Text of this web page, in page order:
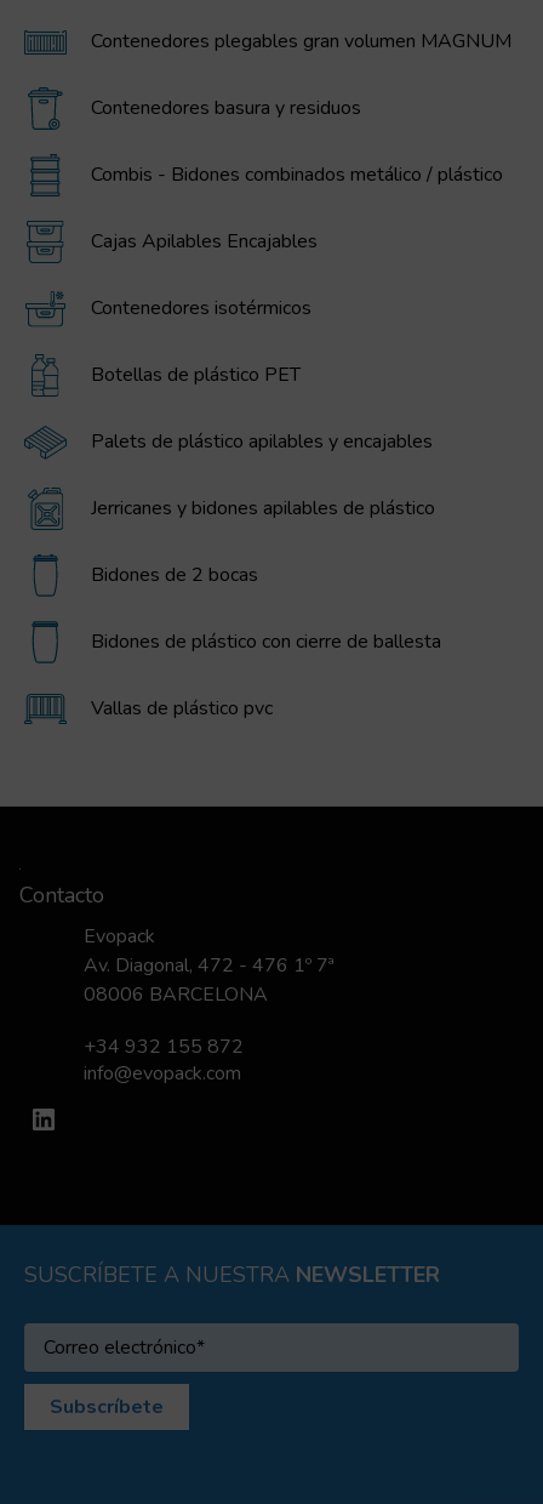
Contenedores plegables gran volumen MAGNUM
Contenedores basura y residuos
Combis - Bidones combinados metálico / plástico
Cajas Apilables Encajables
Contenedores isotérmicos
Botellas de plástico PET
Palets de plástico apilables y encajables
Jerricanes y bidones apilables de plástico
Bidones de 2 bocas
Bidones de plástico con cierre de ballesta
Vallas de plástico pvc
Contacto
Evopack
Av. Diagonal, 472 - 476 1º 7ª
08006 BARCELONA
+34 932 155 872
info@evopack.com
LinkedIn
SUSCRÍBETE A NUESTRA NEWSLETTER